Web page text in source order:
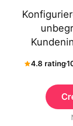
4.8 rating